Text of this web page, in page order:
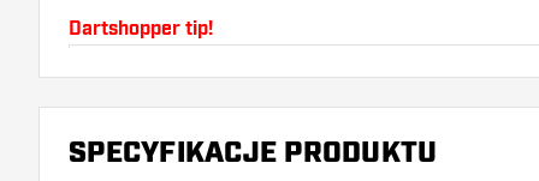
Dartshopper tip!
Upewnij się, że masz pod ręką dużo piórek i
uszkodzone lub złamane w wyniku użytkowania.
SPECYFIKACJE PRODUKTU